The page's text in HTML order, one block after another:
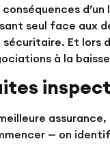
conséquences
seul face aux
sécuritaire. Et lors
à la
— on